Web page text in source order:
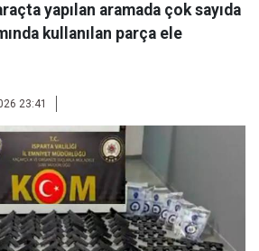
yapılan aramada çok sayıda
kullanılan parça ele
23:41